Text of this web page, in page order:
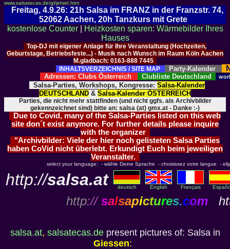
www.salsatecas.de/gi/jetset.htm
Freitag, 4.9.26: 21h Salsa im FRANZ in der Franzstr. 74,
52062 Aachen, 20h Tanzkurs mit Grete
kostenlose Counter|
Heizkosten sparen: Wärmebilder Ihres
Hauses
Top-DJ mit eigener Anlage für Ihre Veranstaltung (Hochzeiten,
Geburtstage, Betriebsfeste...) - Musik nach Wunsch im Raum Köln Aachen
M.gladbach: 0163-888 7445
INHALTSVERZEICHNIS / SITE MAP
Party-Kalender
Adressen: Clubs Österreich Clubliste Deutschland
Salsa-Parties, Workshops, Kongresse: Salsa-Kalender
DEUTSCHLAND & Salsa-Kalender ÖSTERREICH
Parties, die nicht mehr stattfinden (und nicht ggfs. als Archivbilder
gekennzeichnet sind) bitte an: salsa (at) gmx.at - Danke :-)
Due to Covid, many of the Salsa-Parties listed on this web
site don´t exist anymore. For further details please inquire
with the organizer
"Archivbilder: Viele der hier noch gelisteten Salsa Parties
haben CoVid nicht überlebt. Erkundigt Euch beim jeweiligen
Veranstalter.
select your language: - wähle Deine Sprache - choisissez votre langue -
http://salsa.at deutsch English Français
http:// salsapictures.com
salsa.at, salsatecas.de present pictures of: Salsa in
Giessen: